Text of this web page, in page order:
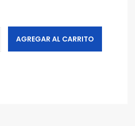
AGREGAR AL CARRITO